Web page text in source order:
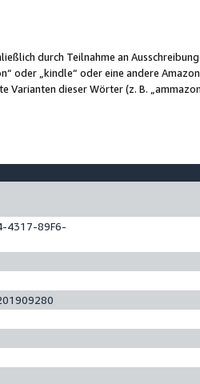
durch Teilnahme an
oder „kindle“ oder eine andere
dieser Wörter (z. B.
4317-89F6-